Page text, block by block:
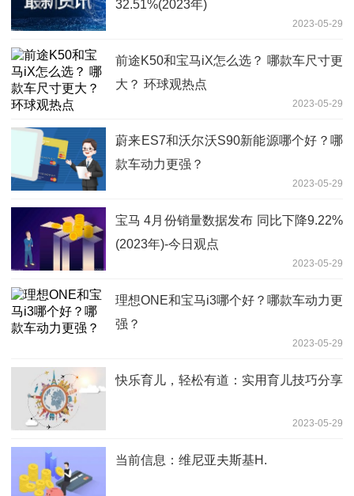
32.51%(2023年)
2023-05-29
前途K50和宝马iX怎么选？ 哪款车尺寸更
大？ 环球观热点
2023-05-29
蔚来ES7和沃尔沃S90新能源哪个好？哪
款车动力更强？
2023-05-29
宝马 4月份销量数据发布 同比下降9.22%
(2023年)-今日观点
2023-05-29
理想ONE和宝马i3哪个好？哪款车动力更
强？
2023-05-29
快乐育儿，轻松有道：实用育儿技巧分享
2023-05-29
当前信息：维尼亚夫斯基H.